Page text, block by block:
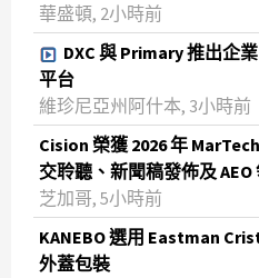
華盛頓, 2小時前
DXC 與 Primary 推出企
平台
維珍尼亞州阿什本, 3小時前
Cision 榮獲 2026 年
交聆聽、新聞稿發佈及 AEO
芝加哥, 5小時前
KANEBO 選用 Eastman
外蓋包裝